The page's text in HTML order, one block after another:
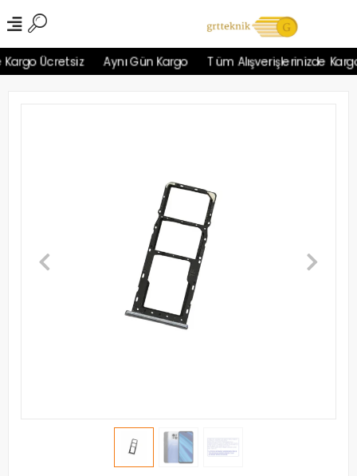
Ücretsiz Aynı Gün Kargo Tüm Alışverişlerinizde Kargo